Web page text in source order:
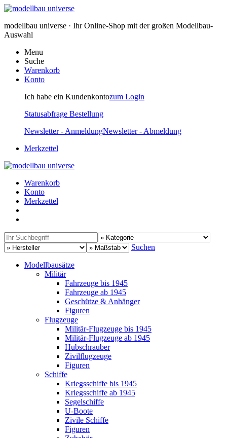
modellbau universe · Ihr Online-Shop mit der großen Modellbau-
Auswahl
Menu
Suche
Warenkorb
Konto
Ich habe ein Kundenkontozum Login
Statusabfrage Bestellung
Newsletter - AnmeldungNewsletter - Abmeldung
Merkzettel
Warenkorb
Konto
Merkzettel
Suchen
Modellbausätze
Militär
Fahrzeuge bis 1945
Fahrzeuge ab 1945
Geschütze & Anhänger
Figuren
Flugzeuge
Militär-Flugzeuge bis 1945
Militär-Flugzeuge ab 1945
Hubschrauber
Zivilflugzeuge
Figuren
Schiffe
Kriegsschiffe bis 1945
Kriegsschiffe ab 1945
Segelschiffe
U-Boote
Zivile Schiffe
Figuren